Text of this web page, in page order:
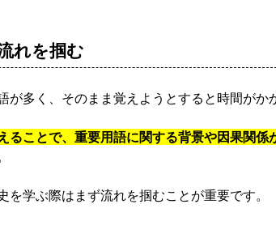
れを掴む
が多く、そのまま覚えようとすると時間がか
ることで、重要用語に関する背景や因果関
を学ぶ際はまず流れを掴むことが重要です。